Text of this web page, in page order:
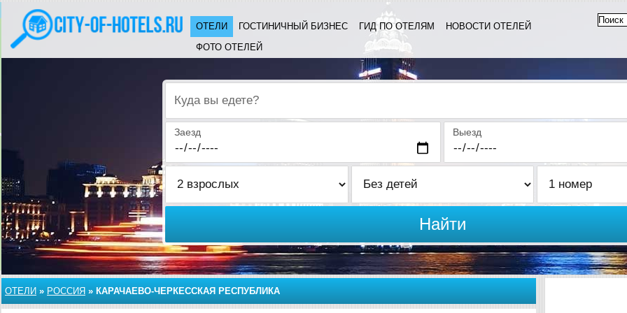
ОТЕЛИ ГОСТИНИЧНЫЙ БИЗНЕС ГИД ПО ОТЕЛЯМ
НОВОСТИ ОТЕЛЕЙ
ФОТО ОТЕЛЕЙ
Куда вы едете?
Заезд Выезд
Найти
ОТЕЛИ » РОССИЯ » КАРАЧАЕВО-ЧЕРКЕССКАЯ РЕСПУБЛИКА